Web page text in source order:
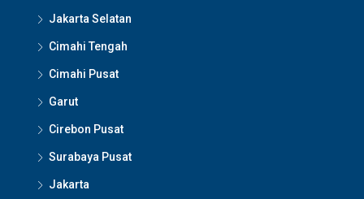
Jakarta Selatan
Cimahi Tengah
Cimahi Pusat
Garut
Cirebon Pusat
Surabaya Pusat
Jakarta